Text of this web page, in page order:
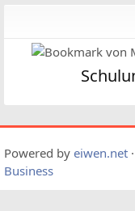
Powered by eiwen.net ·
Business